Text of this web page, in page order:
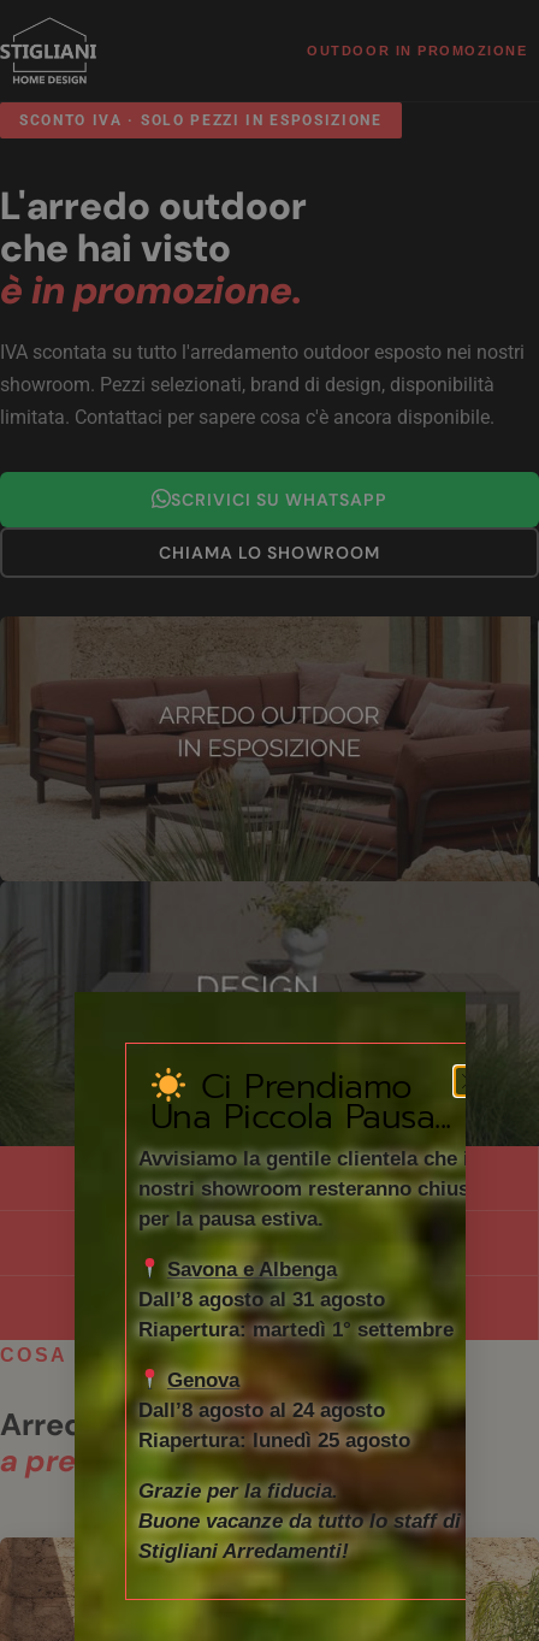
OUTDOOR IN PROMOZIONE
SCONTO IVA · SOLO PEZZI IN ESPOSIZIONE
L'arredo outdoor
che hai visto
è in promozione.
IVA scontata su tutto l'arredamento outdoor esposto nei nostri
showroom. Pezzi selezionati, brand di design, disponibilità
limitata. Contattaci per sapere cosa c'è ancora disponibile.
SCRIVICI SU WHATSAPP
CHIAMA LO SHOWROOM
SOLO PEZZI IN ESPOSIZIONE
SCONTO IVA
DISPONIBILITÀ LIMITATA
COSA TROVI IN PROMOZIONE
Arredo outdoor di design,
a prezzi che non si ripetono.
Ci Prendiamo
Una Piccola Pausa...
Avvisiamo la gentile clientela che i
nostri showroom resteranno chiusi
per la pausa estiva.
Savona e Albenga
Dall’8 agosto al 31 agosto
Riapertura: martedì 1° settembre
Genova
Dall’8 agosto al 24 agosto
Riapertura: lunedì 25 agosto
Grazie per la fiducia.
Buone vacanze da tutto lo staff di
Stigliani Arredamenti!